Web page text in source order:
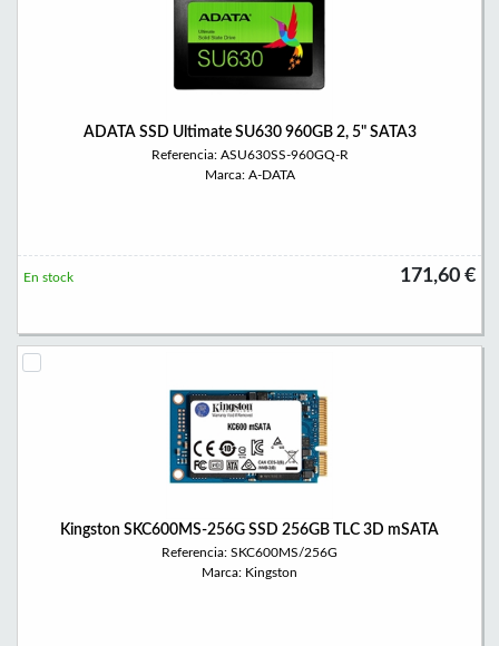
ADATA SSD Ultimate SU630 960GB 2, 5" SATA3
Referencia: ASU630SS-960GQ-R
Marca: A-DATA
171,60 €
En stock
Kingston SKC600MS-256G SSD 256GB TLC 3D mSATA
Referencia: SKC600MS/256G
Marca: Kingston